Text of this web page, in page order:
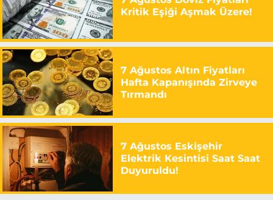
Kritik Eşiği Aşmak Üzere!
7 Ağustos Altın Fiyatları
Hafta Kapanışında Zirveye
Tırmandı
7 Ağustos Eskişehir
Elektrik Kesintisi Saat Saat
Duyuruldu!